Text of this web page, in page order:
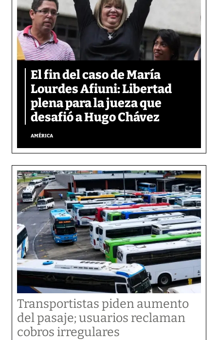
El fin del caso de María
Lourdes Afiuni: Libertad
plena para la jueza que
desafió a Hugo Chávez
AMÉRICA
Transportistas piden aumento
del pasaje; usuarios reclaman
cobros irregulares